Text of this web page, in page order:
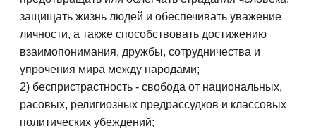
защищать жизнь людей и обеспечивать уважение
личности, а также способствовать достижению
взаимопонимания, дружбы, сотрудничества и
упрочения мира между народами;
2) беспристрастность - свобода от национальных,
расовых, религиозных предрассудков и классовых
политических убеждений;